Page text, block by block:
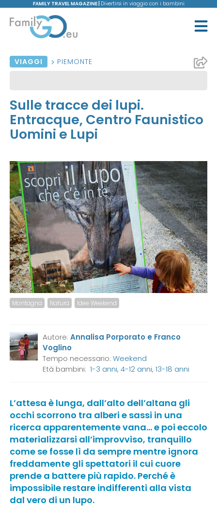
FAMILY TRAVEL MAGAZINE | Divertirsi in viaggio con i bambini
VIAGGI PIEMONTE
Sulle tracce dei lupi.
Entracque, Centro Faunistico
Uomini e Lupi
Montagna Natura Idee Weekend
Autore:Annalisa Porporato e Franco
Voglino
Tempo necessario:Weekend
Età bambini:1-3 anni,4-12 anni,13-18 anni
L’attesa è lunga, dall’alto dell’altana gli
occhi scorrono tra alberi e sassi in una
ricerca apparentemente vana… e poi eccolo
materializzarsi all’improvviso, tranquillo
come se fosse lì da sempre mentre ignora
freddamente gli spettatori il cui cuore
prende a battere più rapido. Perché è
impossibile restare indifferenti alla vista
dal vero di un lupo.